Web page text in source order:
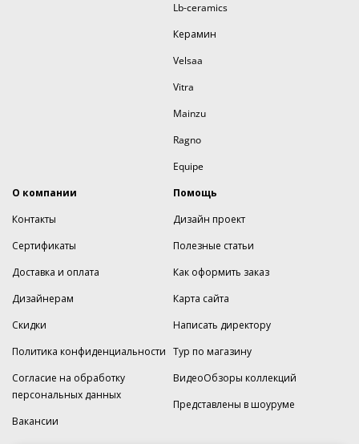
Lb-ceramics
Керамин
Velsaa
Vitra
Mainzu
Ragno
Equipe
О компании
Контакты
Сертификаты
Доставка и оплата
Дизайнерам
Скидки
Политика конфиденциальности
Согласие на обработку
персональных данных
Вакансии
Помощь
Дизайн проект
Полезные статьи
Как оформить заказ
Карта сайта
Написать директору
Тур по магазину
ВидеоОбзоры коллекций
Представлены в шоуруме